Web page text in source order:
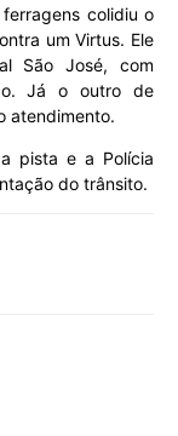
colidiu o
um Virtus. Ele
São José, com
Já o outro de
atendimento.
pista e a Polícia
do trânsito.